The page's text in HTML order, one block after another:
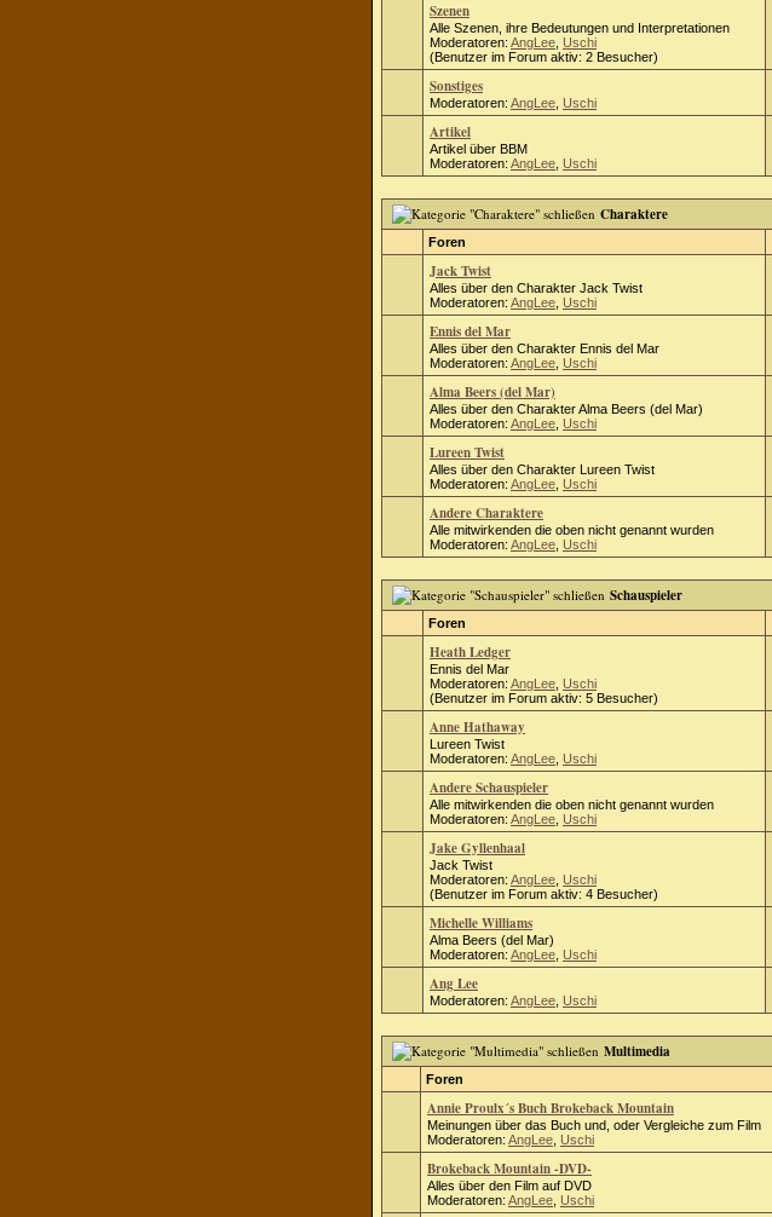
Szenen
Alle Szenen, ihre Bedeutungen und Interpretationen
Moderatoren: AngLee Uschi
(Benutzer im Forum aktiv: 2 Besucher)
Sonstiges
Moderatoren: AngLee Uschi
Artikel
Artikel über BBM
Moderatoren: AngLee Uschi
Charaktere
Foren
Jack Twist
Alles über den Charakter Jack Twist
Moderatoren: AngLee Uschi
Ennis del Mar
Alles über den Charakter Ennis del Mar
Moderatoren: AngLee Uschi
Alma Beers (del Mar)
Alles über den Charakter Alma Beers (del Mar)
Moderatoren: AngLee Uschi
Lureen Twist
Alles über den Charakter Lureen Twist
Moderatoren: AngLee Uschi
Andere Charaktere
Alle mitwirkenden die oben nicht genannt wurden
Moderatoren: AngLee Uschi
Schauspieler
Foren
Heath Ledger
Ennis del Mar
Moderatoren: AngLee Uschi
(Benutzer im Forum aktiv: 5 Besucher)
Anne Hathaway
Lureen Twist
Moderatoren: AngLee Uschi
Andere Schauspieler
Alle mitwirkenden die oben nicht genannt wurden
Moderatoren: AngLee Uschi
Jake Gyllenhaal
Jack Twist
Moderatoren: AngLee Uschi
(Benutzer im Forum aktiv: 4 Besucher)
Michelle Williams
Alma Beers (del Mar)
Moderatoren: AngLee Uschi
Ang Lee
Moderatoren: AngLee Uschi
Multimedia
Foren
Annie Proulx´s Buch Brokeback Mountain
Meinungen über das Buch und, oder Vergleiche zum Film
Moderatoren: AngLee Uschi
Brokeback Mountain -DVD-
Alles über den Film auf DVD
Moderatoren: AngLee Uschi